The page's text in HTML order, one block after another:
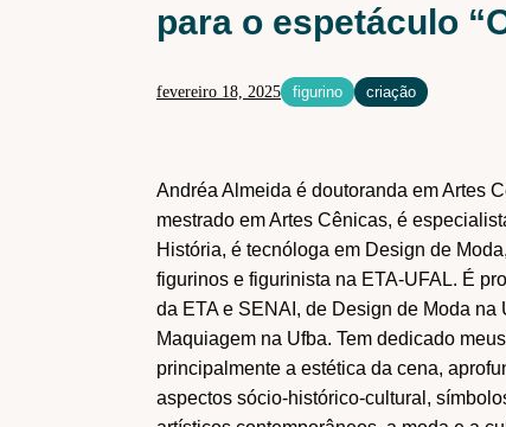
Sonoplastia
CriaçãoDebateEspecial
FériasFlash de ideias
Laboratórios Livro
MundoPesquisa
para o espetáculo
fevereiro 18, 2025 figurino criação
Andréa Almeida é doutoranda em Artes
mestrado em Artes Cênicas, é
História, é tecnóloga em Design de
figurinos e figurinista na ETA-UFAL. É
da ETA e SENAI, de Design de Moda
Maquiagem na Ufba. Tem dedicado
principalmente a estética da cena,
aspectos sócio-histórico-cultural,